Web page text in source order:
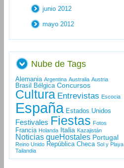
junio 2012
mayo 2012
Nube de Tags
Alemania Argentina Australia Austria
Brasil Bélgica Concursos
Cultura Entrevistas Escocia
España Estados Unidos
Festivales Fiestas Fotos
Francia Holanda Italia Kazajistán
Noticias queHostales Portugal
Reino Unido República Checa Sol y Playa
Tailandia